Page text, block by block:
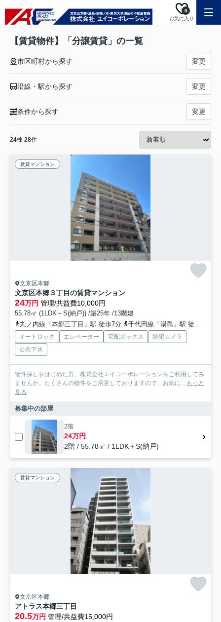
お気に入り
0
【賃貸物件】「分譲賃貸」の一覧
市区町村から探す 変更
沿線・駅から探す 変更
条件から探す 変更
24棟 28件
賃貸マンション
文京区本郷
文京区本郷３丁目の賃貸マンション
24万円 管理/共益費10,000円
55.78㎡ (1LDK＋S(納戸)) /築25年 /13階建
丸ノ内線「本郷三丁目」駅 徒歩7分
千代田線「湯島」駅 徒歩8分
オートロック エレベーター 宅配ボックス
防犯カメラ
公共下水
物件探しをはじめた方、株式会社エイコーポレーションをご利用してみ
ませんか。たくさんの物件をご用意しておりますので、お気に... もっと
見る
募集中の部屋
2階
24万円
2階 / 55.78㎡ / 1LDK＋S(納戸)
賃貸マンション
文京区本郷
アトラス本郷三丁目
20.5万円 管理/共益費15,000円